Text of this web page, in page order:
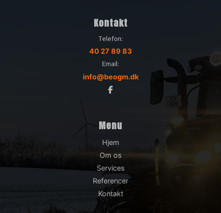
Kontakt
Telefon:
40 27 89 83
Email:
info@beogm.dk
Menu
Hjem
Om os
Services
Referencer
Kontakt